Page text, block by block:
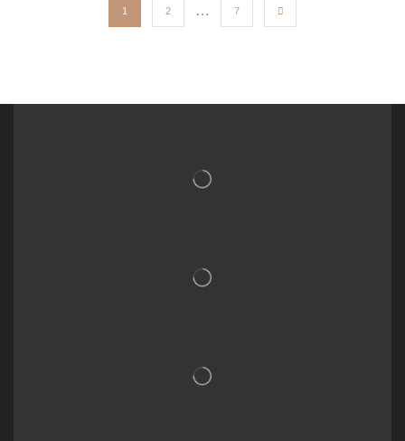
1 2 … 7